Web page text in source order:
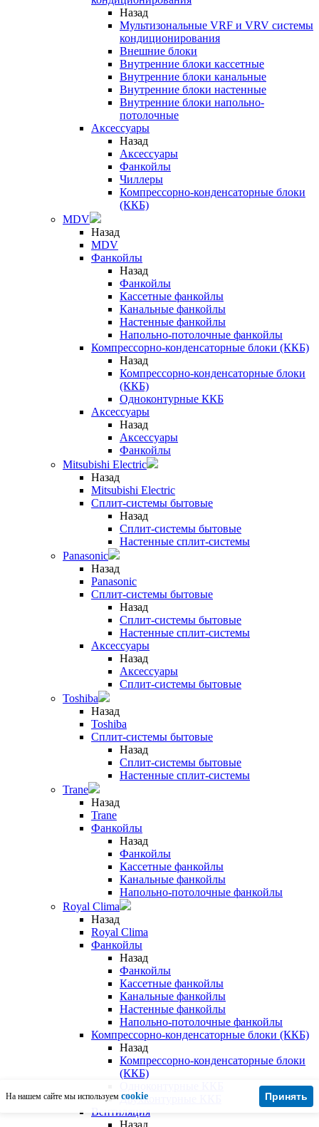
Назад
Мультизональные VRF и VRV системы
кондиционирования
Внешние блоки
Внутренние блоки кассетные
Внутренние блоки канальные
Внутренние блоки настенные
Внутренние блоки напольно-
потолочные
Аксессуары
Назад
Аксессуары
Фанкойлы
Чиллеры
Компрессорно-конденсаторные блоки
(ККБ)
MDV
Назад
MDV
Фанкойлы
Назад
Фанкойлы
Кассетные фанкойлы
Канальные фанкойлы
Настенные фанкойлы
Напольно-потолочные фанкойлы
Компрессорно-конденсаторные блоки (ККБ)
Назад
Компрессорно-конденсаторные блоки
(ККБ)
Одноконтурные ККБ
Аксессуары
Назад
Аксессуары
Фанкойлы
Mitsubishi Electric
Назад
Mitsubishi Electric
Сплит-системы бытовые
Назад
Сплит-системы бытовые
Настенные сплит-системы
Panasonic
Назад
Panasonic
Сплит-системы бытовые
Назад
Сплит-системы бытовые
Настенные сплит-системы
Аксессуары
Назад
Аксессуары
Сплит-системы бытовые
Toshiba
Назад
Toshiba
Сплит-системы бытовые
Назад
Сплит-системы бытовые
Настенные сплит-системы
Trane
Назад
Trane
Фанкойлы
Назад
Фанкойлы
Кассетные фанкойлы
Канальные фанкойлы
Напольно-потолочные фанкойлы
Royal Clima
Назад
Royal Clima
Фанкойлы
Назад
Фанкойлы
Кассетные фанкойлы
Канальные фанкойлы
Настенные фанкойлы
Напольно-потолочные фанкойлы
Компрессорно-конденсаторные блоки (ККБ)
Назад
Компрессорно-конденсаторные блоки
(ККБ)
Двухконтурные ККБ
Вентиляция
Назад
На нашем сайте мы используем cookie Принять